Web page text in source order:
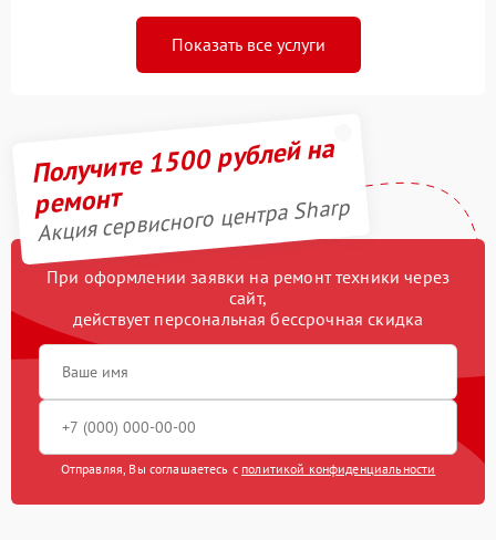
Показать все услуги
Получите 1500 рублей на
ремонт
Акция сервисного центра Sharp
При оформлении заявки на ремонт техники через
сайт,
действует персональная бессрочная скидка
Отправляя, Вы соглашаетесь с политикой конфиденциальности